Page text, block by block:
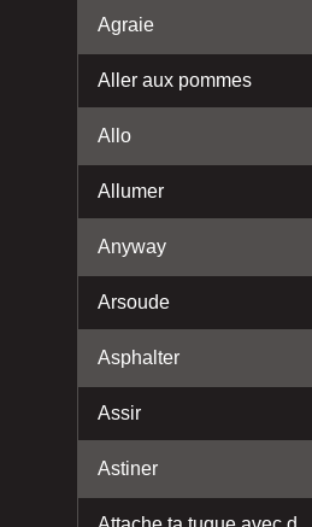
Agraie
Aller aux pommes
Allo
Allumer
Anyway
Arsoude
Asphalter
Assir
Astiner